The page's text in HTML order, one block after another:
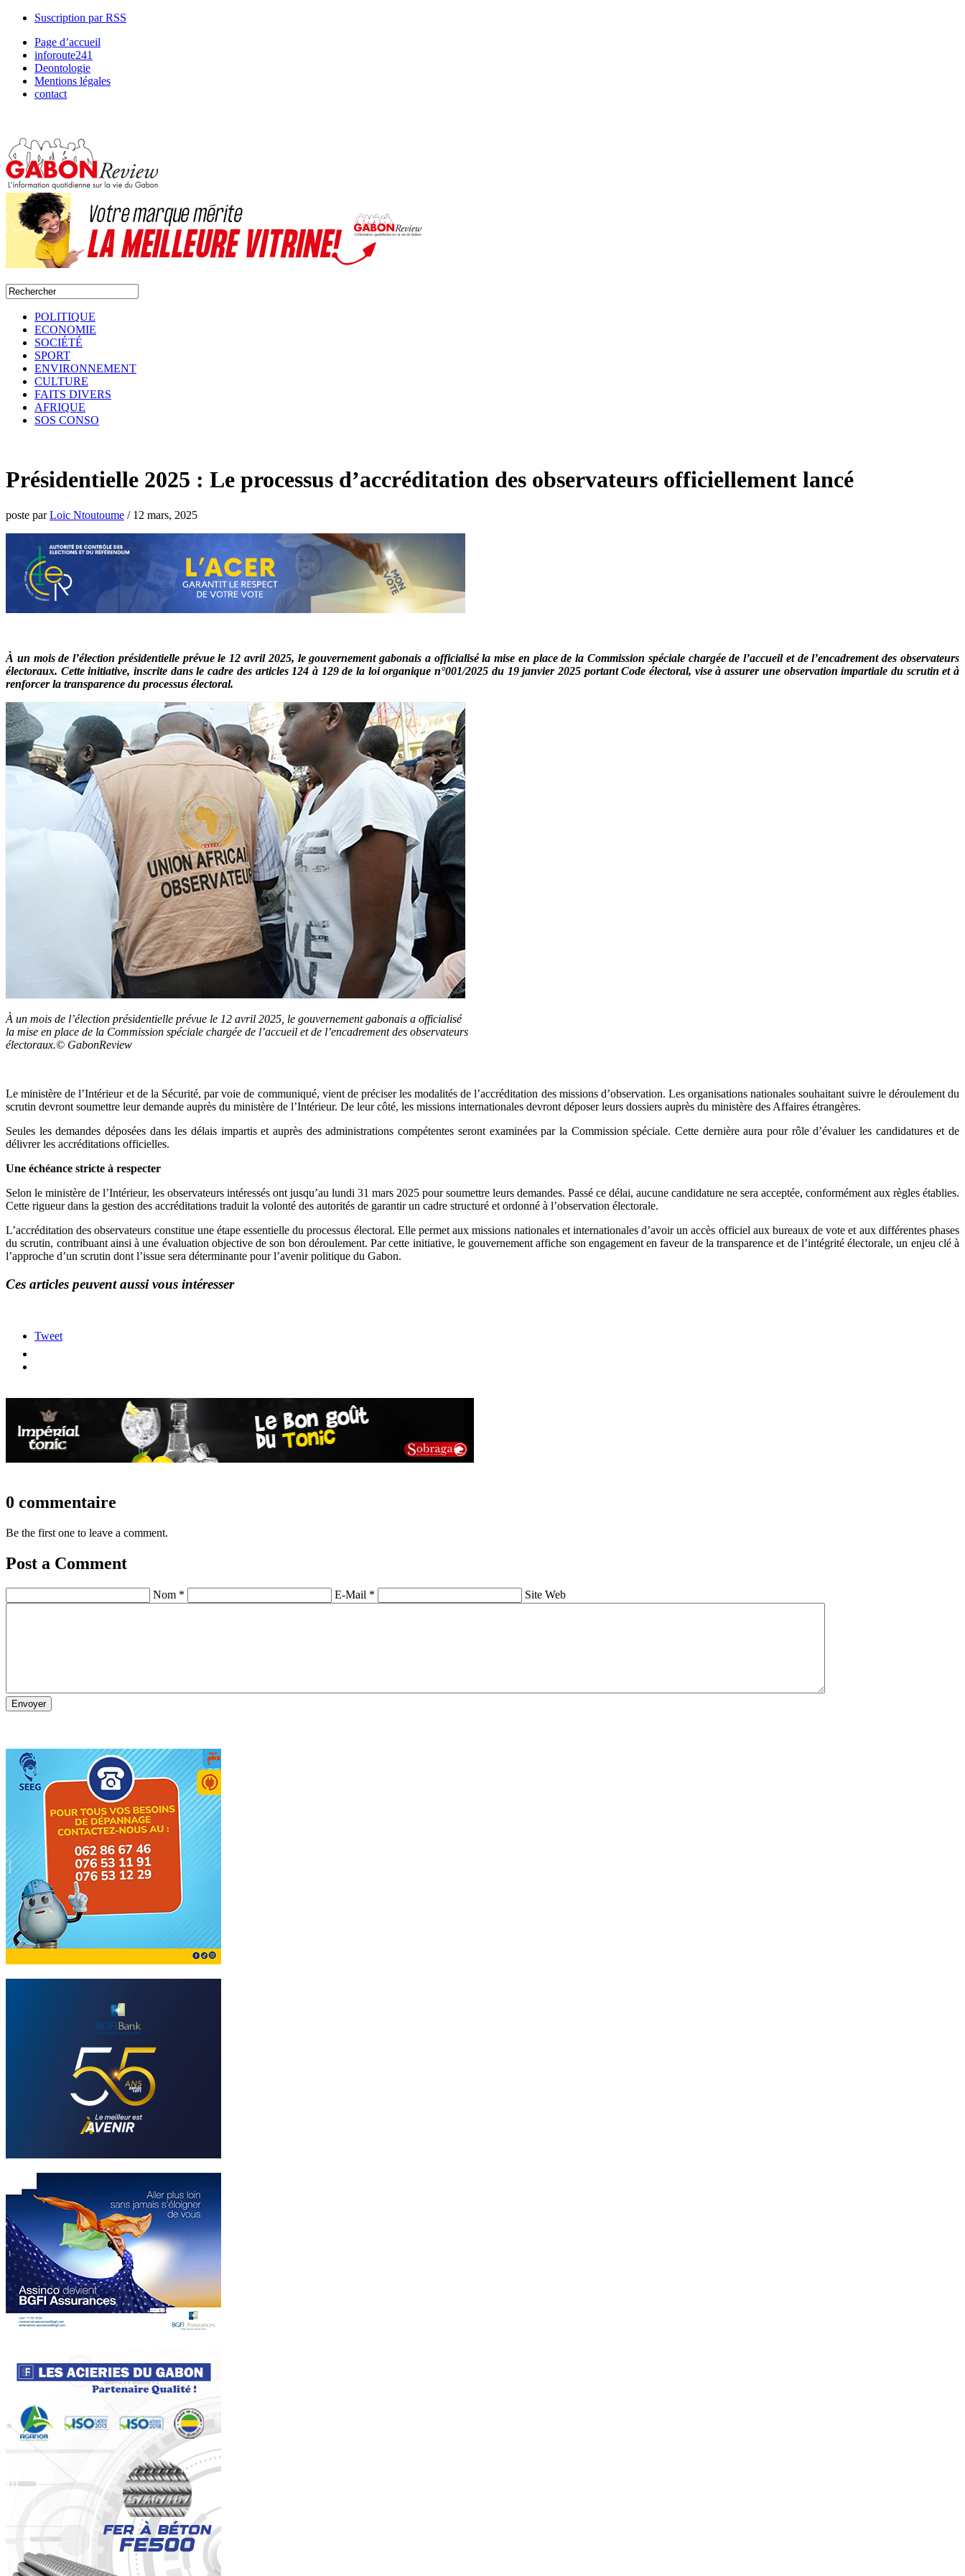
Suscription par RSS
Page d’accueil
inforoute241
Deontologie
Mentions légales
contact
POLITIQUE
ECONOMIE
SOCIÉTÉ
SPORT
ENVIRONNEMENT
CULTURE
FAITS DIVERS
AFRIQUE
SOS CONSO
Présidentielle 2025 : Le processus d’accréditation des observateurs officiellement lancé
poste parLoic Ntoutoume / 12 mars, 2025
À un mois de l’élection présidentielle prévue le 12 avril 2025, le gouvernement gabonais a officialisé la mise en place de la Commission spéciale chargée de l’accueil et de l’encadrement des observateurs
électoraux. Cette initiative, inscrite dans le cadre des articles 124 à 129 de la loi organique n°001/2025 du 19 janvier 2025 portant Code électoral, vise à assurer une observation impartiale du scrutin et à
renforcer la transparence du processus électoral.
À un mois de l’élection présidentielle prévue le 12 avril 2025, le gouvernement gabonais a officialisé
la mise en place de la Commission spéciale chargée de l’accueil et de l’encadrement des observateurs
électoraux.© GabonReview
Le ministère de l’Intérieur et de la Sécurité, par voie de communiqué, vient de préciser les modalités de l’accréditation des missions d’observation. Les organisations nationales souhaitant suivre le déroulement du
scrutin devront soumettre leur demande auprès du ministère de l’Intérieur. De leur côté, les missions internationales devront déposer leurs dossiers auprès du ministère des Affaires étrangères.
Seules les demandes déposées dans les délais impartis et auprès des administrations compétentes seront examinées par la Commission spéciale. Cette dernière aura pour rôle d’évaluer les candidatures et de
délivrer les accréditations officielles.
Une échéance stricte à respecter
Selon le ministère de l’Intérieur, les observateurs intéressés ont jusqu’au lundi 31 mars 2025 pour soumettre leurs demandes. Passé ce délai, aucune candidature ne sera acceptée, conformément aux règles établies.
Cette rigueur dans la gestion des accréditations traduit la volonté des autorités de garantir un cadre structuré et ordonné à l’observation électorale.
L’accréditation des observateurs constitue une étape essentielle du processus électoral. Elle permet aux missions nationales et internationales d’avoir un accès officiel aux bureaux de vote et aux différentes phases
du scrutin, contribuant ainsi à une évaluation objective de son bon déroulement. Par cette initiative, le gouvernement affiche son engagement en faveur de la transparence et de l’intégrité électorale, un enjeu clé à
l’approche d’un scrutin dont l’issue sera déterminante pour l’avenir politique du Gabon.
Ces articles peuvent aussi vous intéresser
Tweet
0 commentaire
Be the first one to leave a comment.
Post a Comment
Nom * E-Mail * Site Web